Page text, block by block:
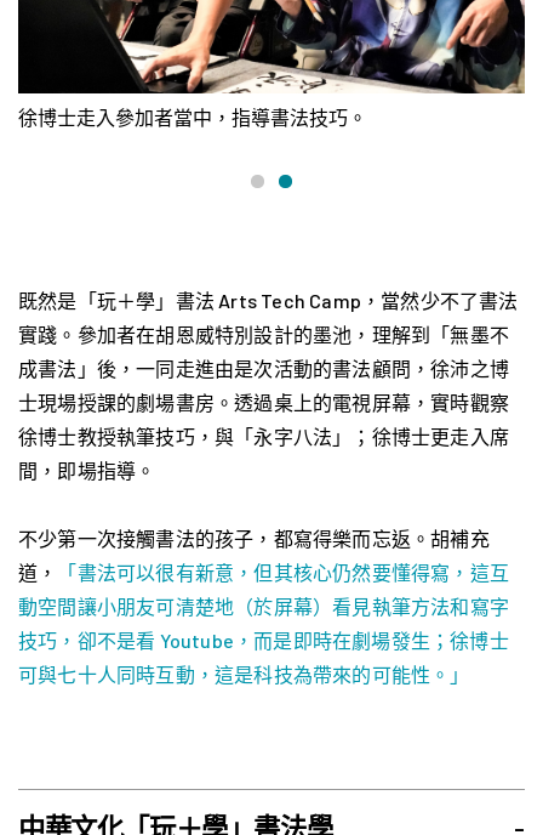
徐博士走入參加者當中，指導書法技巧。
既然是「玩＋學」書法 Arts Tech Camp，當然少不了書法
實踐。參加者在胡恩威特別設計的墨池，理解到「無墨不
成書法」後，一同走進由是次活動的書法顧問，徐沛之博
士現場授課的劇場書房。透過桌上的電視屏幕，實時觀察
徐博士教授執筆技巧，與「永字八法」；徐博士更走入席
間，即場指導。
不少第一次接觸書法的孩子，都寫得樂而忘返。胡補充
道，
「書法可以很有新意，但其核心仍然要懂得寫，這互
動空間讓小朋友可清楚地（於屏幕）看見執筆方法和寫字
技巧，卻不是看 Youtube，而是即時在劇場發生；徐博士
可與七十人同時互動，這是科技為帶來的可能性。」
中華文化「玩＋學」書法學 -